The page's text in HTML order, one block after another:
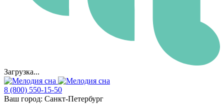
Загрузка...
8 (800) 550-15-50
Ваш город: Санкт-Петербург